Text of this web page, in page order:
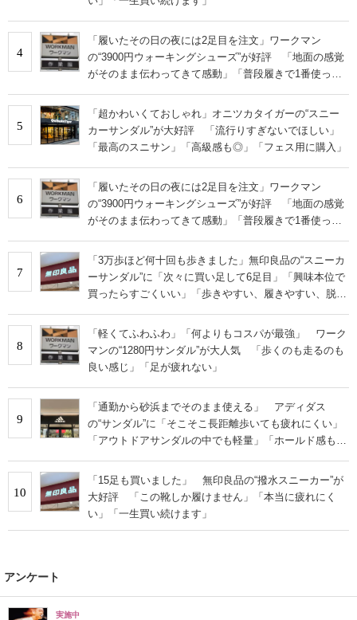
4
「履いたその日の夜には2足目を注文」ワークマン
の“3900円ウォーキングシューズ”が好評 「地面の感覚
がそのまま伝わってきて感動」「普段履きで1番使って
5
「超かわいくておしゃれ」オニツカタイガーの“スニー
カーサンダル”が大好評 「流行りすぎないでほしい」
「最高のスニサン」「高級感も◎」「フェス用に購入」
6
「履いたその日の夜には2足目を注文」ワークマン
の“3900円ウォーキングシューズ”が好評 「地面の感覚
がそのまま伝わってきて感動」「普段履きで1番使って
7
「3万歩ほど何十回も歩きました」無印良品の“スニーカ
ーサンダル”に「次々に買い足して6足目」「興味本位で
買ったらすごくいい」「歩きやすい、履きやすい、脱ぎ
8
「軽くてふわふわ」「何よりもコスパが最強」 ワーク
マンの“1280円サンダル”が大人気 「歩くのも走るのも
良い感じ」「足が疲れない」
9
「通勤から砂浜までそのまま使える」 アディダス
の“サンダル”に「そこそこ長距離歩いても疲れにくい」
「アウトドアサンダルの中でも軽量」「ホールド感もと
10
「15足も買いました」 無印良品の“撥水スニーカー”が
大好評 「この靴しか履けません」「本当に疲れにく
い」「一生買い続けます」
アンケート
実施中